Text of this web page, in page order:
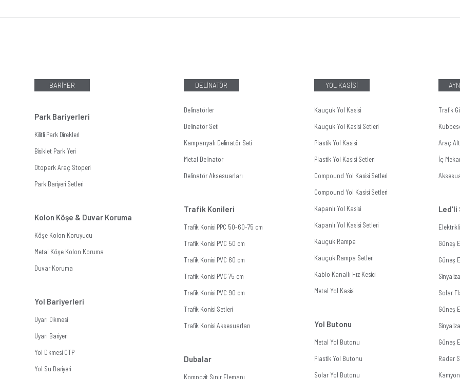
BARİYER
Park Bariyerleri
Kilitli Park Direkleri
Bisiklet Park Yeri
Otopark Araç Stoperi
Park Bariyeri Setleri
Kolon Köşe & Duvar Koruma
Köşe Kolon Koruyucu
Metal Köşe Kolon Koruma
Duvar Koruma
Yol Bariyerleri
Uyarı Dikmesi
Uyarı Bariyeri
Yol Dikmesi CTP
Yol Su Bariyeri
DELİNATÖR
Delinatörler
Delinatör Seti
Kampanyalı Delinatör Seti
Metal Delinatör
Delinatör Aksesuarları
Trafik Konileri
Trafik Konisi PPC 50-60-75 cm
Trafik Konisi PVC 50 cm
Trafik Konisi PVC 60 cm
Trafik Konisi PVC 75 cm
Trafik Konisi PVC 90 cm
Trafik Konisi Setleri
Trafik Konisi Aksesuarları
Dubalar
Kompozit Sınır Elemanı
YOL KASİSİ
Kauçuk Yol Kasisi
Kauçuk Yol Kasisi Setleri
Plastik Yol Kasisi
Plastik Yol Kasisi Setleri
Compound Yol Kasisi Setleri
Compound Yol Kasisi Setleri
Kapanlı Yol Kasisi
Kapanlı Yol Kasisi Setleri
Kauçuk Rampa
Kauçuk Rampa Setleri
Kablo Kanallı Hız Kesici
Metal Yol Kasisi
Yol Butonu
Metal Yol Butonu
Plastik Yol Butonu
Solar Yol Butonu
Trafik
Araç
İç
Led'li
Güneş
Güneş
Solar
Güneş
Güneş
Radar